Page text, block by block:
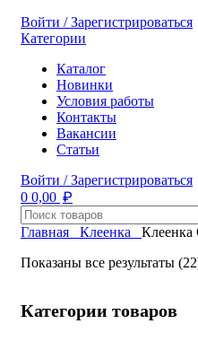
Войти / Зарегистрироваться
Категории
Каталог
Новинки
Условия работы
Контакты
Вакансии
Статьи
Войти / Зарегистрироваться
0 0,00 ₽
Главная Клеенка Клеенка
Показаны все результаты
Категории товаров